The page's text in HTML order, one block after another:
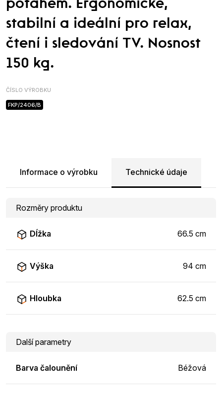
potahem. Ergonomické,
stabilní a ideální pro relax,
čtení i sledování TV. Nosnost
150 kg.
ČÍSLO VÝROBKU
FKP/2406/B
Informace o výrobku Technické údaje
Rozměry produktu
Dĺžka 66.5 cm
Výška 94 cm
Hloubka 62.5 cm
Další parametry
Barva čalounění Béžová